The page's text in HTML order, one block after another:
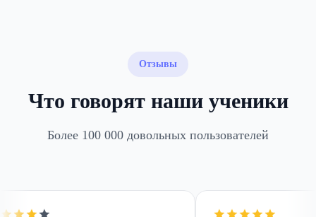
Отзывы
Что говорят наши ученики
Более 100 000 довольных пользователей